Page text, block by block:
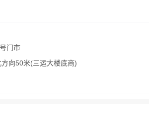
门市
向50米(三运大楼底商)